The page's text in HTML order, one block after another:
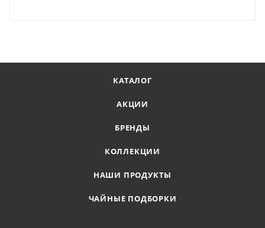
КАТАЛОГ
АКЦИИ
БРЕНДЫ
КОЛЛЕКЦИИ
НАШИ ПРОДУКТЫ
ЧАЙНЫЕ ПОДБОРКИ